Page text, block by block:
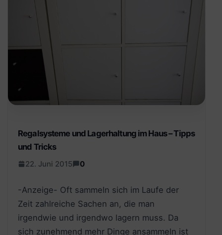
Regalsysteme und Lagerhaltung im Haus – Tipps
und Tricks
22. Juni 2015 0
-Anzeige- Oft sammeln sich im Laufe der
Zeit zahlreiche Sachen an, die man
irgendwie und irgendwo lagern muss. Da
sich zunehmend mehr Dinge ansammeln ist